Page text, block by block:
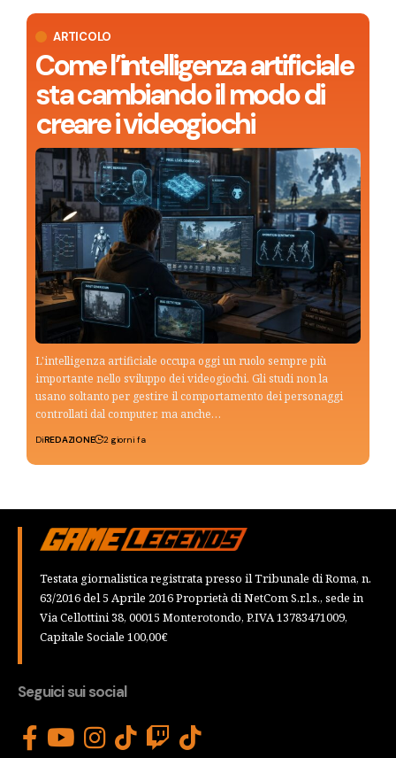
ARTICOLO
Come l’intelligenza artificiale
sta cambiando il modo di
creare i videogiochi
L'intelligenza artificiale occupa oggi un ruolo sempre più
importante nello sviluppo dei videogiochi. Gli studi non la
usano soltanto per gestire il comportamento dei personaggi
controllati dal computer, ma anche…
DiREDAZIONE 2 giorni fa
Testata giornalistica registrata presso il Tribunale di Roma, n.
63/2016 del 5 Aprile 2016 Proprietà di NetCom S.r.l.s., sede in
Via Cellottini 38, 00015 Monterotondo, P.IVA 13783471009,
Capitale Sociale 100,00€
Seguici sui social